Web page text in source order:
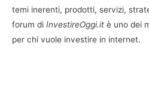
temi inerenti, prodotti, servizi,
forum di InvestireOggi.it è uno dei
per chi vuole investire in internet.